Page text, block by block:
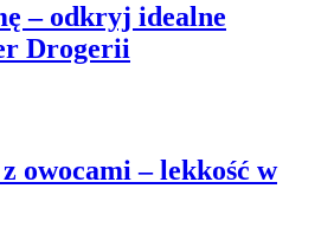
– odkryj idealne
Drogerii
owocami – lekkość w